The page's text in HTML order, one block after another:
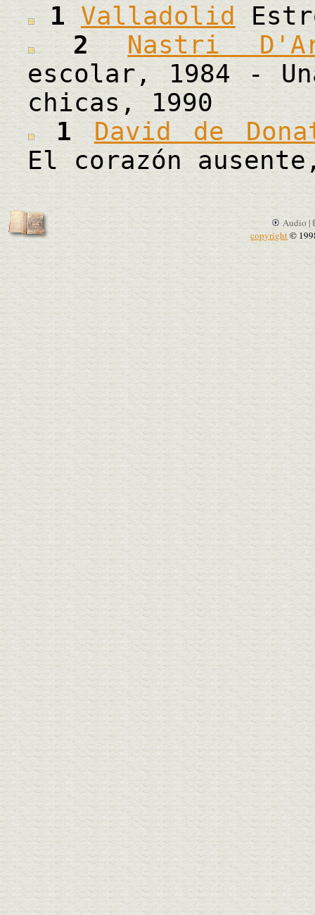
1Valladolid
2Nastri
escolar, 1984 -
chicas, 1990
1David de
El corazón
Audio |
copyright©